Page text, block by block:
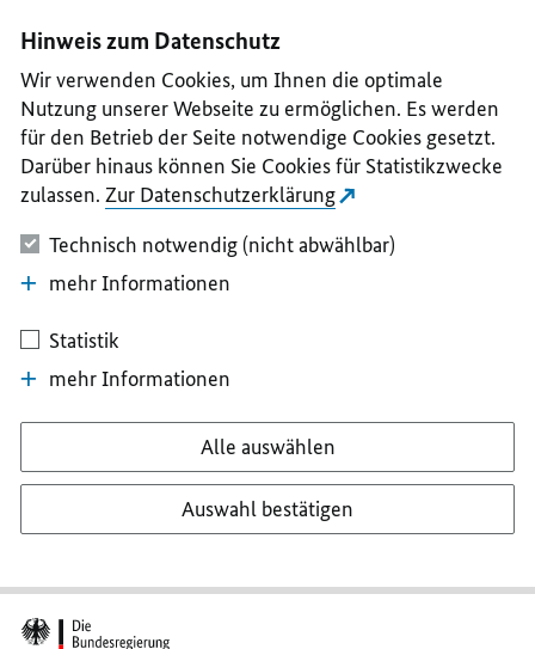
II
III
IV
V
Hinweis zum Datenschutz
Wir verwenden Cookies, um Ihnen die optimale
Nutzung unserer Webseite zu ermöglichen. Es werden
für den Betrieb der Seite notwendige Cookies gesetzt.
Darüber hinaus können Sie Cookies für Statistikzwecke
zulassen. Zur Datenschutzerklärung
Technisch notwendig (nicht abwählbar)
mehr Informationen
Statistik
mehr Informationen
Alle auswählen
Auswahl bestätigen